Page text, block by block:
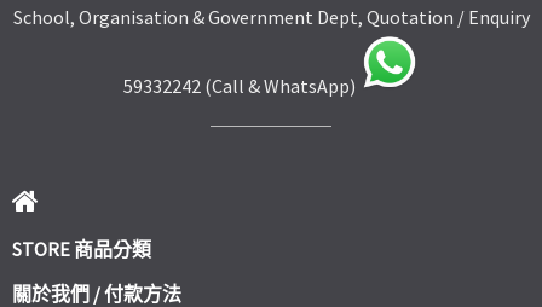
School, Organisation & Government Dept, Quotation / Enquiry
59332242 (Call & WhatsApp)
STORE 商品分類
關於我們 / 付款方法